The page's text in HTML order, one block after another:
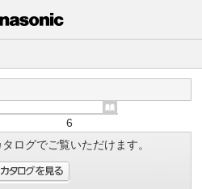
6
ログでご覧いただけます。